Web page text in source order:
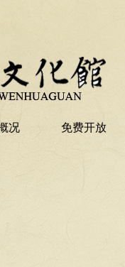
况 免费开放